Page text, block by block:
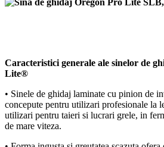
Caracteristici generale ale sinelor de
Lite®
• Sinele de ghidaj laminate cu pinion de
concepute pentru utilizari profesionale la
utilizari pentru taieri si lucrari grele, in
de mare viteza.